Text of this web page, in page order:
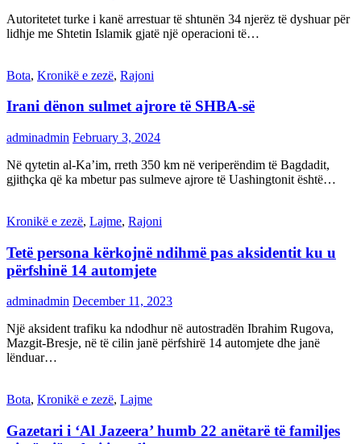
Autoritetet turke i kanë arrestuar të shtunën 34 njerëz të dyshuar për
lidhje me Shtetin Islamik gjatë një operacioni të…
Bota, Kronikë e zezë, Rajoni
Irani dënon sulmet ajrore të SHBA-së
adminadmin February 3, 2024
Në qytetin al-Ka’im, rreth 350 km në veriperëndim të Bagdadit,
gjithçka që ka mbetur pas sulmeve ajrore të Uashingtonit është…
Kronikë e zezë, Lajme, Rajoni
Tetë persona kërkojnë ndihmë pas aksidentit ku u
përfshinë 14 automjete
adminadmin December 11, 2023
Një aksident trafiku ka ndodhur në autostradën Ibrahim Rugova,
Mazgit-Bresje, në të cilin janë përfshirë 14 automjete dhe janë
lënduar…
Bota, Kronikë e zezë, Lajme
Gazetari i ‘Al Jazeera’ humb 22 anëtarë të familjes